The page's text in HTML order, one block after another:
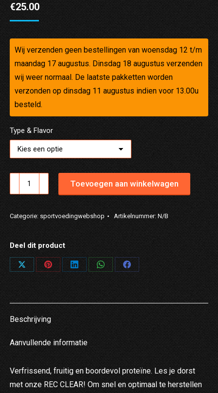
€25.00
Wij verzenden geen bestellingen van woensdag 12 t/m
maandag 17 augustus. Dinsdag 18 augustus verzenden
wij weer normaal. De laatste pakketten worden
verzonden op dinsdag 11 augustus indien voor 13.00u
besteld.
Type & Flavor
NUTRID
REC
CLEAR
aantal
Toevoegen aan winkelwagen
Categorie:sportvoedingwebshop Artikelnummer:N/B
Deel dit product
Share
on
X
Share
on
Pinterest
Share
on
LinkedIn
Share
on
WhatsApp
Share
on
Facebook
Beschrijving
Aanvullende informatie
Verfrissend, fruitig en boordevol proteïne. Les je dorst
met onze REC CLEAR! Om snel en optimaal te herstellen